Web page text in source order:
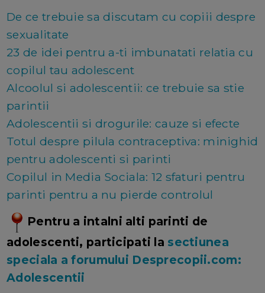
De ce trebuie sa discutam cu copiii despre
sexualitate
23 de idei pentru a-ti imbunatati relatia cu
copilul tau adolescent
Alcoolul si adolescentii: ce trebuie sa stie
parintii
Adolescentii si drogurile: cauze si efecte
Totul despre pilula contraceptiva: minighid
pentru adolescenti si parinti
Copilul in Media Sociala: 12 sfaturi pentru
parinti pentru a nu pierde controlul
Pentru a intalni alti parinti de
adolescenti, participati la sectiunea
speciala a forumului Desprecopii.com:
Adolescentii